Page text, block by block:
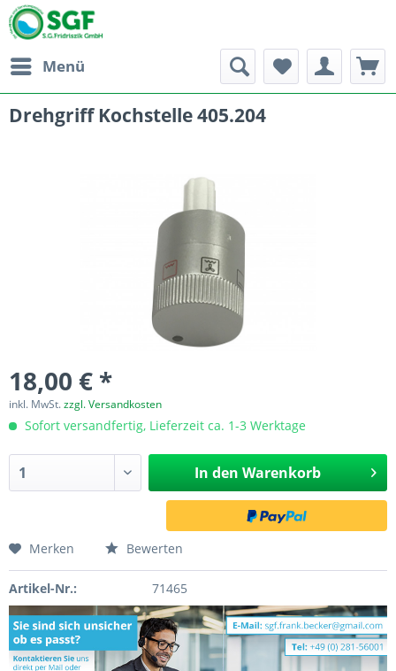
Menü
Drehgriff Kochstelle 405.204
18,00 € *
inkl. MwSt.zzgl. Versandkosten
Sofort versandfertig, Lieferzeit ca. 1-3 Werktage
In den Warenkorb
Merken Bewerten
Artikel-Nr.: 71465